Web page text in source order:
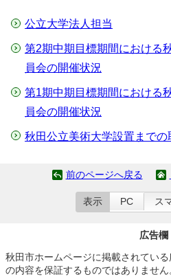
公立大学法人担当
第2期中期目標期間における
員会の開催状況
第1期中期目標期間における
員会の開催状況
秋田公立美術大学設置までの
前のページへ戻る
表示 PC ス
広告欄
秋田市ホームページに掲載されてい
の内容を保証するものではありません